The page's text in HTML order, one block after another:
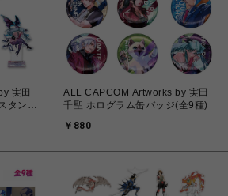
実田
タンド
ALL CAPCOM Artworks by 実田
千聖 ホログラム缶バッジ(全9種)
￥880